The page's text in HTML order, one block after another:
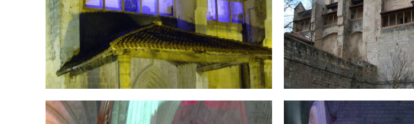
HPIM1675.jpg HPIM1676.jpg